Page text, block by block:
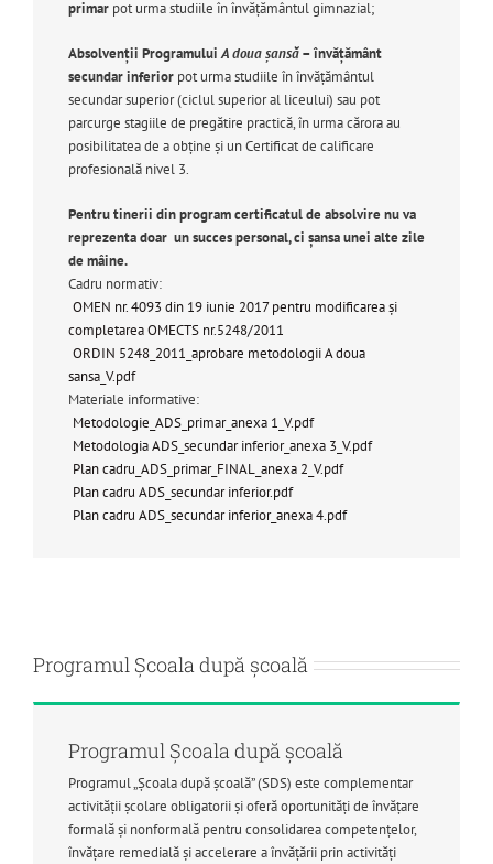
primarpot urma studiile în învăţământul gimnazial;
Absolvenții ProgramuluiA doua șansă– învățământ
secundar inferiorpot urma studiile în învățământul
secundar superior (ciclul superior al liceului) sau pot
parcurge stagiile de pregătire practică, în urma cărora au
posibilitatea de a obține și un Certificat de calificare
profesională nivel 3.
Pentru tinerii din program certificatul de absolvire nu va
reprezenta doar un succes personal, ci şansa unei alte zile
de mâine.
Cadru normativ:
OMEN nr. 4093 din 19 iunie 2017 pentru modificarea și
completarea OMECTS nr.5248/2011
ORDIN 5248_2011_aprobare metodologii A doua
sansa_V.pdf
Materiale informative:
Metodologie_ADS_primar_anexa 1_V.pdf
Metodologia ADS_secundar inferior_anexa 3_V.pdf
Plan cadru_ADS_primar_FINAL_anexa 2_V.pdf
Plan cadru ADS_secundar inferior.pdf
Plan cadru ADS_secundar inferior_anexa 4.pdf
Programul Școala după școală
Programul Școala după școală
Programul „Școala după școală” (SDS) este complementar
activității școlare obligatorii și oferă oportunități de învățare
formală și nonformală pentru consolidarea competențelor,
învățare remedială și accelerare a învățării prin activități